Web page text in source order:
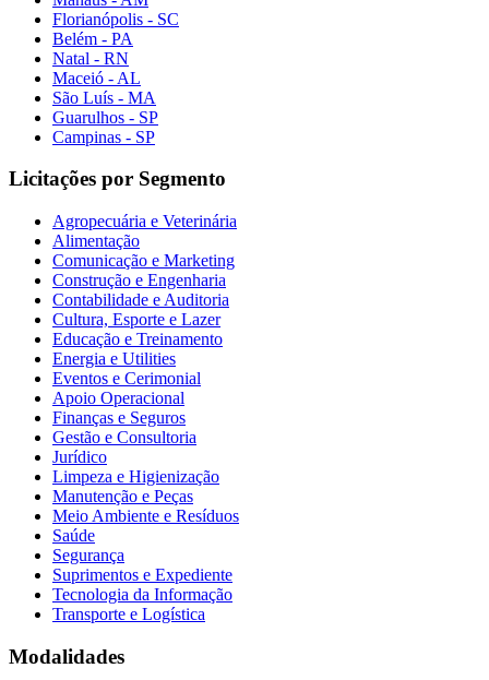
Florianópolis - SC
Belém - PA
Natal - RN
Maceió - AL
São Luís - MA
Guarulhos - SP
Campinas - SP
Licitações por Segmento
Agropecuária e Veterinária
Alimentação
Comunicação e Marketing
Construção e Engenharia
Contabilidade e Auditoria
Cultura, Esporte e Lazer
Educação e Treinamento
Energia e Utilities
Eventos e Cerimonial
Apoio Operacional
Finanças e Seguros
Gestão e Consultoria
Jurídico
Limpeza e Higienização
Manutenção e Peças
Meio Ambiente e Resíduos
Saúde
Segurança
Suprimentos e Expediente
Tecnologia da Informação
Transporte e Logística
Modalidades